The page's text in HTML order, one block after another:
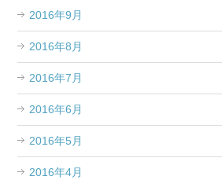
2016年9月
2016年8月
2016年7月
2016年6月
2016年5月
2016年4月